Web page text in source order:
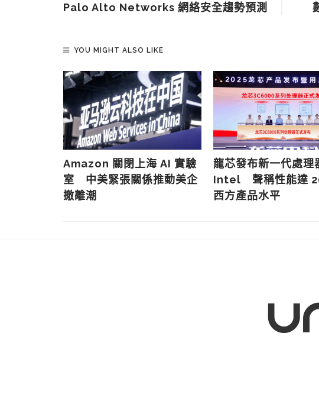
Palo Alto Networks 網絡安全趨勢預測
YOU MIGHT ALSO LIKE
Amazon 關閉上海 AI 實驗
室 中美緊張關係推動美企
撤離潮
龍芯發布新一代處理
Intel 聲稱性能達
西方產品水平